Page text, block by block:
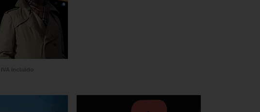
IVA incluido